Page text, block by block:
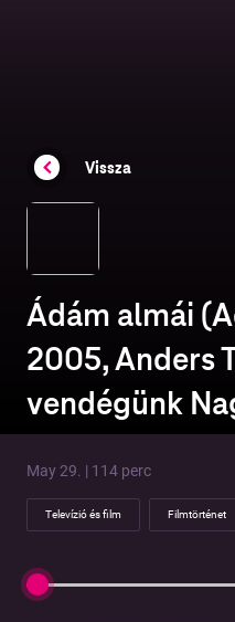
Vissza
Ádám almái
2005, Anders
vendégünk
May 29. | 114 perc
Televízió és film Filmtörténet